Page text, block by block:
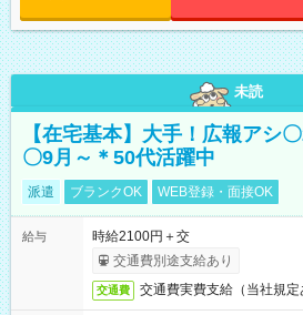
未読
【在宅基本】大手！広報アシ
〇9月～＊50代活躍中
派遣 ブランクOK WEB登録・面接OK
給与
時給2100円＋交
交通費別途支給あり
交通費 交通費実費支給（当社規定